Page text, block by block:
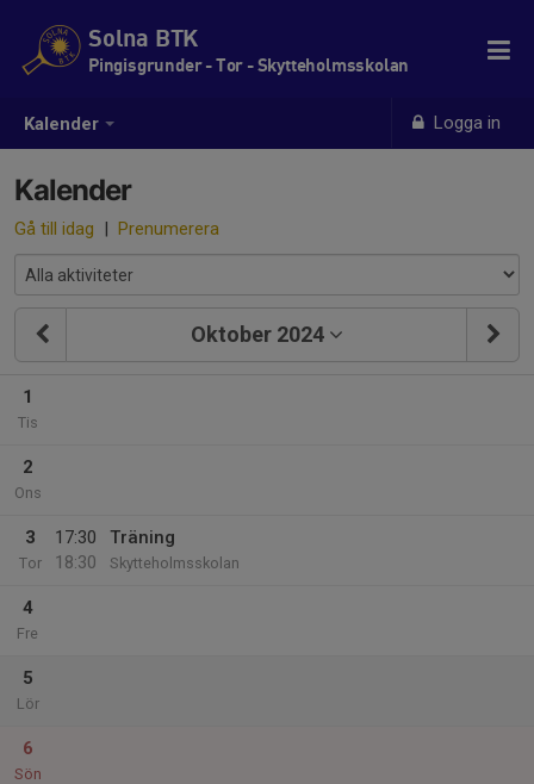
Kalender Logga in
Solna BTK
Pingisgrunder - Tor - Skytteholmsskolan
Kalender
Gå till idag | Prenumerera
Oktober 2024
1
Tis
2
Ons
3
Tor
17:30
18:30
Träning
Skytteholmsskolan
4
Fre
5
Lör
6
Sön